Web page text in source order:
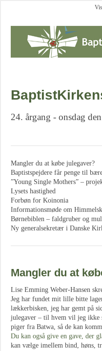
24. årgang - onsdag
Mangler du at købe julegaver?
Baptistspejdere får penge til
”Young Single Mothers” –
Lysets hastighed
Forbøn for Koinonia
Informationsmøde om
Børnebiblen – faldgruber og
Ny generalsekretær i Danske
Mangler du at
Lise Emming Weber-Hansen
Jeg har fundet mit lille bitte
lækkerbisken, jeg har gemt på
julegaver – til hvem vil jeg ikke
piger fra Batwa, så de kan
Du kan også give en gave, der
kan vælge imellem bind, høns,